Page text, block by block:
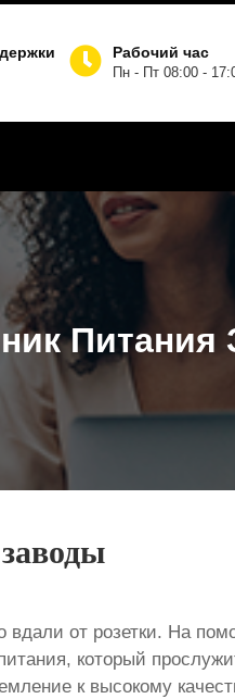
Рабочий час
Пн - Пт 08:00 -
Питания
вдали от розетки. На
который
к высокому